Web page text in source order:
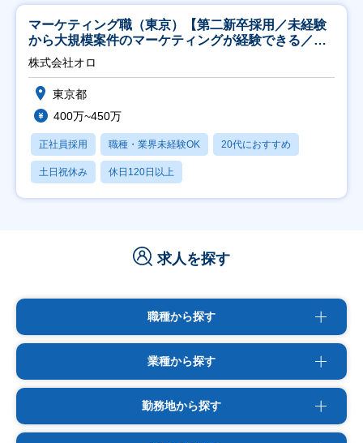
マーケティング職（東京）【第二新卒採用／未経験
から大規模案件のマーケティングが経験できる／研
修充実】
株式会社オロ
東京都
400万~450万
正社員採用 職種・業界未経験OK 20代におすすめ
土日祝休み 休日120日以上
求人を探す
職種から探す
業種から探す
勤務地から探す